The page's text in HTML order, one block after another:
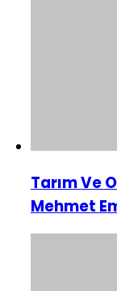
Tarım Ve
Mehmet